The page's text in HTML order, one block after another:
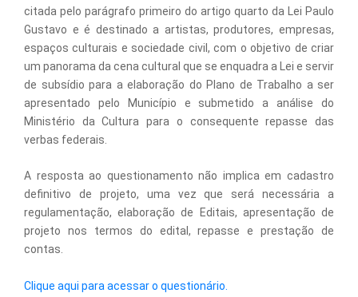
citada pelo parágrafo primeiro do artigo quarto da Lei Paulo
Gustavo e é destinado a artistas, produtores, empresas,
espaços culturais e sociedade civil, com o objetivo de criar
um panorama da cena cultural que se enquadra a Lei e servir
de subsídio para a elaboração do Plano de Trabalho a ser
apresentado pelo Município e submetido a análise do
Ministério da Cultura para o consequente repasse das
verbas federais.
A resposta ao questionamento não implica em cadastro
definitivo de projeto, uma vez que será necessária a
regulamentação, elaboração de Editais, apresentação de
projeto nos termos do edital, repasse e prestação de
contas.
Clique aqui para acessar o questionário.